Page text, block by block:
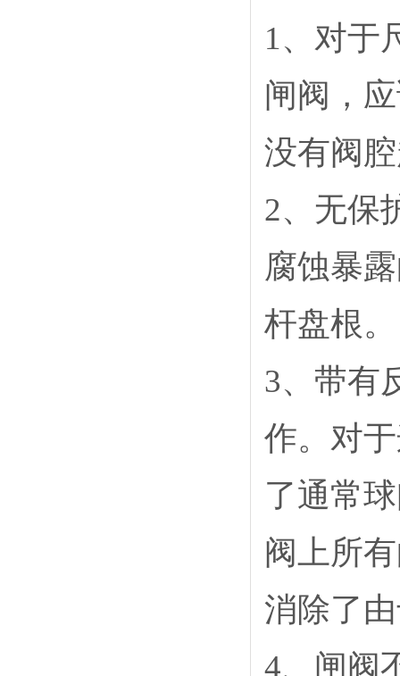
1、对于
闸阀，
没有阀
2、无保
腐蚀暴
杆盘根。
3、带有
作。对
了通常
阀上所
消除了
4、闸阀